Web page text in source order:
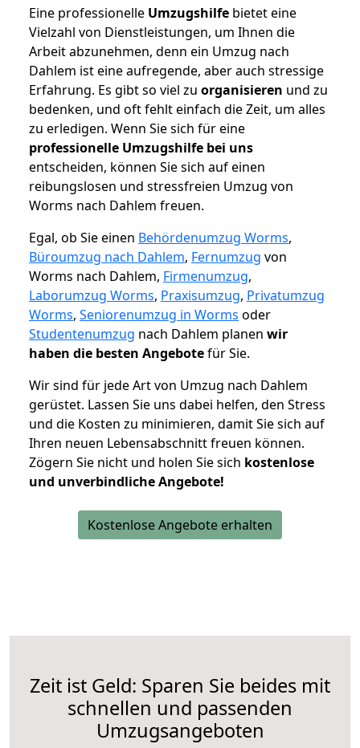
Eine professionelle Umzugshilfe bietet eine
Vielzahl von Dienstleistungen, um Ihnen die
Arbeit abzunehmen, denn ein Umzug nach
Dahlem ist eine aufregende, aber auch stressige
Erfahrung. Es gibt so viel zu organisieren und zu
bedenken, und oft fehlt einfach die Zeit, um alles
zu erledigen. Wenn Sie sich für eine
professionelle Umzugshilfe bei uns
entscheiden, können Sie sich auf einen
reibungslosen und stressfreien Umzug von
Worms nach Dahlem freuen.
Egal, ob Sie einen Behördenumzug Worms,
Büroumzug nach Dahlem, Fernumzug von
Worms nach Dahlem, Firmenumzug,
Laborumzug Worms, Praxisumzug, Privatumzug
Worms, Seniorenumzug in Worms oder
Studentenumzug nach Dahlem planen wir
haben die besten Angebotefür Sie.
Wir sind für jede Art von Umzug nach Dahlem
gerüstet. Lassen Sie uns dabei helfen, den Stress
und die Kosten zu minimieren, damit Sie sich auf
Ihren neuen Lebensabschnitt freuen können.
Zögern Sie nicht und holen Sie sich kostenlose
und unverbindliche Angebote!
Kostenlose Angebote erhalten
Zeit ist Geld: Sparen Sie beides mit
schnellen und passenden
Umzugsangeboten